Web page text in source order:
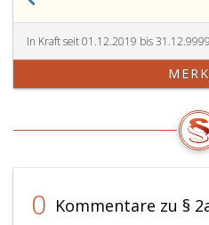
In Kraft seit 01.12.2019 bis 31.12.9999
0 Kommentare zu §